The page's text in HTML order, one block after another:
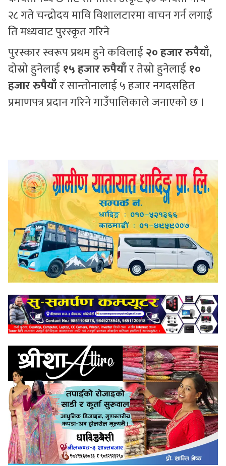
२८ गते चन्द्रोदय मावि विशालटारमा वाचन गर्न लगाई
ति मध्यवाट पुरस्कृत गरिने
पुरस्कार स्वरूप प्रथम हुने कविलाई२० हजार रुपैयाँ,
दोस्रो हुनेलाई१५ हजार रुपैयाँर तेस्रो हुनेलाई१०
हजार रुपैयाँर सान्तोनालाई ५ हजार नगदसहित
प्रमाणपत्र प्रदान गरिने गाउँपालिकाले जनाएको छ ।